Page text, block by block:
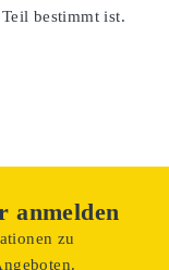
bestimmt ist.
anmelden
zu